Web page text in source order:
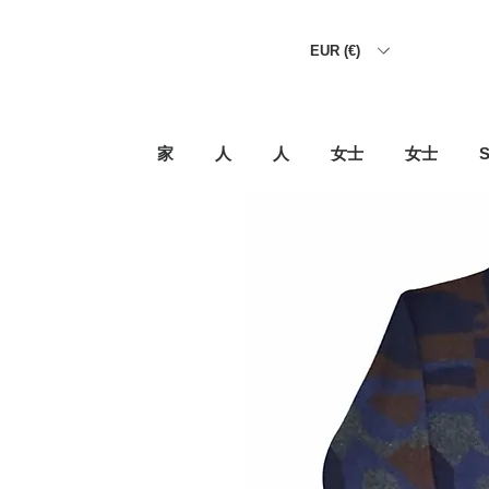
EUR (€)
家 人 人 女士 女士